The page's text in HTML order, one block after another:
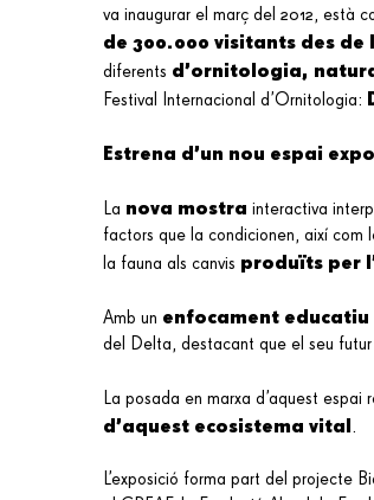
va inaugurar el març del 2012, està
de 300.000 visitants des
diferents d’ornitologia,
Festival Internacional d’Ornitologia:
Estrena d’un nou espai
La nova mostra interactiva
factors que la condicionen, així com
la fauna als canvis produïts per
Amb un enfocament
del Delta, destacant que el seu
La posada en marxa d’aquest espai
d’aquest ecosistema vital.
L’exposició forma part del projecte